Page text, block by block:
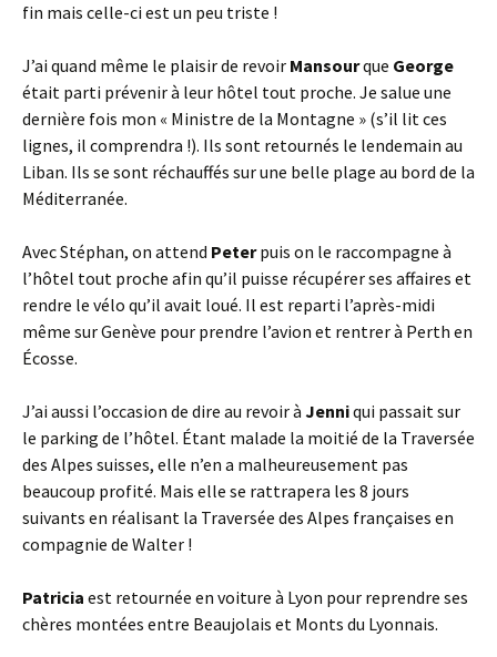
fin mais celle-ci est un peu triste !
J’ai quand même le plaisir de revoir Mansourque George
était parti prévenir à leur hôtel tout proche. Je salue une
dernière fois mon « Ministre de la Montagne » (s’il lit ces
lignes, il comprendra !). Ils sont retournés le lendemain au
Liban. Ils se sont réchauffés sur une belle plage au bord de la
Méditerranée.
Avec Stéphan, on attend Peterpuis on le raccompagne à
l’hôtel tout proche afin qu’il puisse récupérer ses affaires et
rendre le vélo qu’il avait loué. Il est reparti l’après-midi
même sur Genève pour prendre l’avion et rentrer à Perth en
Écosse.
J’ai aussi l’occasion de dire au revoir à Jenniqui passait sur
le parking de l’hôtel. Étant malade la moitié de la Traversée
des Alpes suisses, elle n’en a malheureusement pas
beaucoup profité. Mais elle se rattrapera les 8 jours
suivants en réalisant la Traversée des Alpes françaises en
compagnie de Walter !
Patricia est retournée en voiture à Lyon pour reprendre ses
chères montées entre Beaujolais et Monts du Lyonnais.